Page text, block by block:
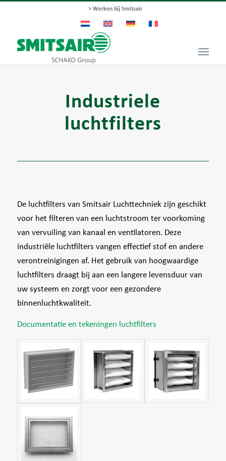
> Werken bij Smitsair
Industriele
luchtfilters
De luchtfilters van Smitsair Luchttechniek zijn geschikt
voor het filteren van een luchtstroom ter voorkoming
van vervuiling van kanaal en ventilatoren. Deze
industriële luchtfilters vangen effectief stof en andere
verontreinigingen af. Het gebruik van hoogwaardige
luchtfilters draagt bij aan een langere levensduur van
uw systeem en zorgt voor een gezondere
binnenluchtkwaliteit.
Documentatie en tekeningen luchtfilters